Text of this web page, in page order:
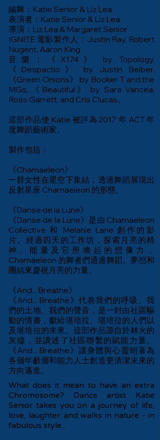
編舞：Katie Senior & Liz Lea
表演者：Katie Senior & Liz Lea
導演：Liz Lea & Margaret Senior
IGNITE 電影製作人：Justin Ray, Robert
Nugent, Aaron King
音樂：《X174》 by Topology,
《Despactio》 by Justin Beiber,
《Green Onions》 by Booker T and the
MGs, 《Beautiful》 by Sara Vancea,
Ross Garrett, and Cris Clucas。
這部作品使 Katie 被評為 2017 年 ACT 年
度舞蹈藝術家。
製作包括：
《Chamaeleon》
一群女性在星空下集結，透過舞蹈展現出
反射星座 Chamaeleon 的形態。
《Danse de la Lune》
《Danse de la Lune》是由 Chamaeleon
Collective 和 Melanie Lane 創作的影
片。經過四天的工作坊，探索月亮的精
神、能量及它所喚起的想像力，
Chamaeleon 的舞者們通過舞蹈、夢想和
團結來慶祝月亮的力量。
《And... Breathe》
《And... Breathe》代表我們的呼吸、我
們的土地、我們的聲音，是一封由社區驅
動的情書，獻給堪培拉、堪培拉的人們以
及堪培拉的未來。這部作品源自於林火的
灰燼，並講述了社區聯繫的賦能力量。
《And... Breathe》讓身體與心靈朝著為
各個年齡層和能力人士創造更清潔未來的
方向邁進。
What does it mean to have an extra
Chromosome? Dance artist Katie
Senior takes you on a journey of life,
love, laughter and walks in nature - in
fabulous style...